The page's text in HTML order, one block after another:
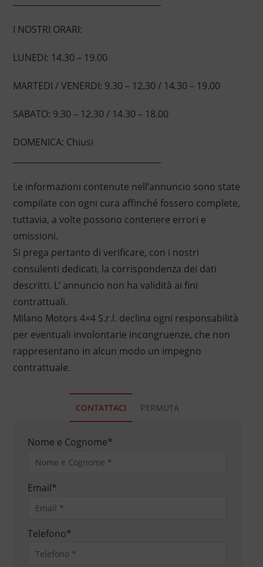
I NOSTRI ORARI:
LUNEDI: 14.30 – 19.00
MARTEDI / VENERDI: 9.30 – 12.30 / 14.30 – 19.00
SABATO: 9.30 – 12.30 / 14.30 – 18.00
DOMENICA: Chiusi
Le informazioni contenute nell’annuncio sono state
compilate con ogni cura affinché fossero complete,
tuttavia, a volte possono contenere errori e
omissioni.
Si prega pertanto di verificare, con i nostri
consulenti dedicati, la corrispondenza dei dati
descritti. L’ annuncio non ha validità ai fini
contrattuali.
Milano Motors 4×4 S.r.l. declina ogni responsabilità
per eventuali involontarie incongruenze, che non
rappresentano in alcun modo un impegno
contrattuale.
CONTATTACI PERMUTA
Nome e Cognome*
Email*
Telefono*